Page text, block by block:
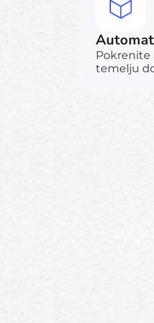
Pokrenite
temelju